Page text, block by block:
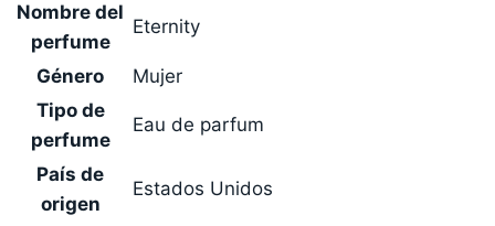
Nombre del
perfume
Eternity
Género
Mujer
Tipo de
perfume
Eau de parfum
País de
origen
Estados Unidos